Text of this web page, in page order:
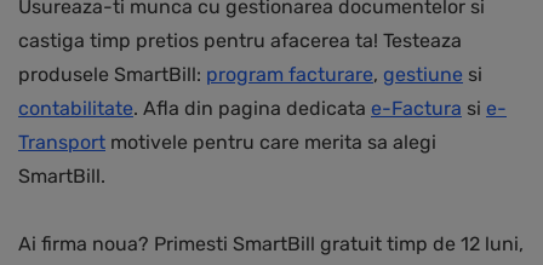
Usureaza-ti munca cu gestionarea documentelor si
castiga timp pretios pentru afacerea ta! Testeaza
produsele SmartBill: program facturare, gestiune si
contabilitate. Afla din pagina dedicata e-Factura si e-
Transport motivele pentru care merita sa alegi
SmartBill.
Ai firma noua? Primesti SmartBill gratuit timp de 12 luni,